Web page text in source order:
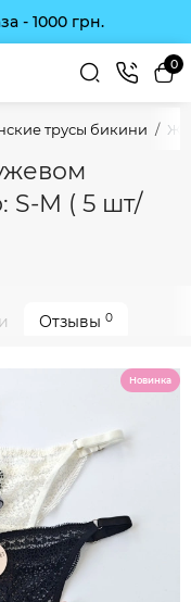
- 1000 грн.
0
трусы бикини
S-M ( 5 шт/
Отзывы 0
Новинка